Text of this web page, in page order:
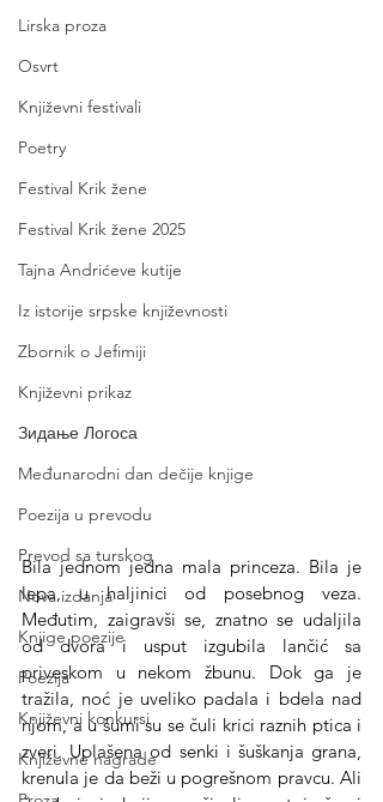
Lirska proza
Osvrt
Književni festivali
Poetry
Festival Krik žene
Festival Krik žene 2025
Tajna Andrićeve kutije
Iz istorije srpske književnosti
Zbornik o Jefimiji
Književni prikaz
Зидање Логоса
Međunarodni dan dečije knjige
Poezija u prevodu
Prevod sa turskog
Nova izdanja
Knjige poezije
Poezija
Književni konkursi
Književne nagrade
Bila jednom jedna mala princeza. Bila je
lepa, u haljinici od posebnog veza.
Međutim, zaigravši se, znatno se udaljila
od dvora i usput izgubila lančić sa
priveskom u nekom žbunu. Dok ga je
tražila, noć je uveliko padala i bdela nad
njom, a u šumi su se čuli krici raznih ptica i
zveri. Uplašena od senki i šuškanja grana,
krenula je da beži u pogrešnom pravcu. Ali